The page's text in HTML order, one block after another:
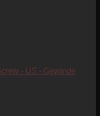
- US - Gewinde